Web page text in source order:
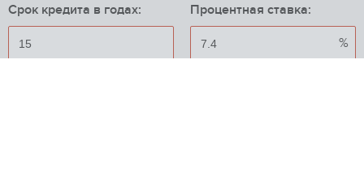
Срок кредита в годах: Процентная ставка:
%